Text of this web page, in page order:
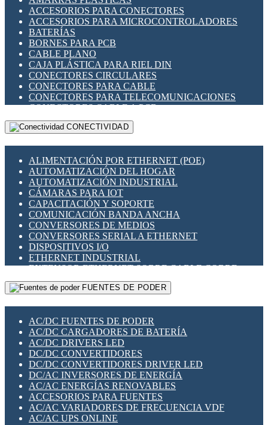
INDICADORES PARA PANEL
INTERFACES DE RELÉ
INTERRUPTORES FIN DE CARRERA
LLAVES CONMUTADORAS
MEDIDORES DE ENERGÍA Y TC'S DE CORRIENTE
MOTORES PASO A PASO
PANTALLAS HMI
PLC -CONTROLADORES LÓGICO PROGRAMABLES
PROGRAMADORES DE HORARIO
RELÉS DE PROTECCIÓN
SENSORES CAPACITIVOS
SENSORES INDUCTIVOS
TEMPORIZADORES
VARIACS
VARIADORES DE FRECUENCIA [VDF]
SECCIONADORES - INTERRUPTORES
MAQUINARIA
ACCESORIOS PARA CONECTORES
ACCESORIOS PARA MICROCONTROLADORES
BATERÍAS
BORNES PARA PCB
CABLE PLANO
CAJA PLÁSTICA PARA RIEL DIN
CONECTORES CIRCULARES
CONECTORES PARA CABLE
CONECTORES PARA TELECOMUNICACIONES
CONECTORES CABLE A PCB
CONECTORES PCB A CABLE
DIP SWITCHES
HERRAMIENTAS VARIAS
ILUMINACIÓN LED
INTERRUPTORES REED
INTERFACES DE RELÉ
OTROS RELÉS
PROTECCIÓN TÉRMICA
RELÉS AUTOMOTRICES
RELÉS DE SEÑAL
RELÉS DE ESTADO SÓLIDO SSR
RELÉS INDUSTRIALES
RELÉS MINIATURA DE POTENCIA
SENSORES MAGNÉTICOS
SWITCH Y MICROSWITCH
TARJETAS PI
UNIÓN Y DERIVACIÓN DE CABLE
CONECTIVIDAD
ALIMENTACIÓN POR ETHERNET (POE)
AUTOMATIZACIÓN DEL HOGAR
AUTOMATIZACIÓN INDUSTRIAL
CÁMARAS PARA IOT
CAPACITACIÓN Y SOPORTE
COMUNICACIÓN BANDA ANCHA
CONVERSORES DE MEDIOS
CONVERSORES SERIAL A ETHERNET
DISPOSITIVOS I/O
ETHERNET INDUSTRIAL
EXTENSOR ETHERNET SOBRE CABLE COBRE
GATEWAY LORAWAN
GESTIÓN DE REDES
PLACAS MODULARES IOT
SWITCHES Y REDES WIFI
SOLUCIONES IOT
SOLUCIONES LORAWAN
SOLUCIONES RED CELULAR
SEGURIDAD PARA REDES
SWITCHES LAN
TELEFONÍA IP (VOIP)
VIGILANCIA IP (CCTV)
MESHTASTIC
FUENTES DE PODER
AC/DC FUENTES DE PODER
AC/DC CARGADORES DE BATERÍA
AC/DC DRIVERS LED
DC/DC CONVERTIDORES
DC/DC CONVERTIDORES DRIVER LED
DC/AC INVERSORES DE ENERGÍA
AC/AC ENERGÍAS RENOVABLES
ACCESORIOS PARA FUENTES
AC/AC VARIADORES DE FRECUENCIA VDF
AC/AC UPS ONLINE